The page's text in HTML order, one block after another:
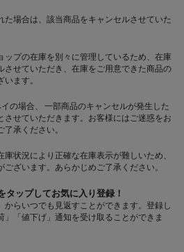
場合は、該当商品をキャンセルさせていた
プの在庫を別々に管理しているため、在庫
させていただき、在庫をご用意できた商品の
ます。
の場合、 一部商品のキャンセルが発生した
させていただきます。お客様にはご迷惑をお
承ください。
状況により正確な在庫表示が難しいため、
ざいます。あらかじめご了承ください。
タップしてお気に入り登録！
らいつでも見返すことができます。登録し
「値下げ」通知を受け取ることができま